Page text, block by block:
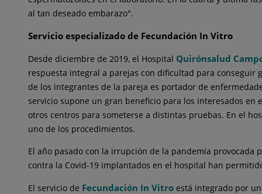
al tan deseado embarazo".
Servicio especializado de Fecundación In Vitro
Desde diciembre de 2019, el Hospital Quirónsalud
respuesta integral a parejas con dificultad para conseguir
de los integrantes de la pareja es portador de
servicio supone un gran beneficio para los interesados
otros centros para someterse a distintas pruebas. En el
uno de los procedimientos.
El año pasado con la irrupción de la pandemia
contra la Covid-19 implantados en el hospital han
El servicio de Fecundación In Vitro está integrado por